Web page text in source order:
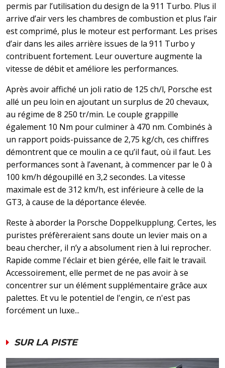
permis par l’utilisation du design de la 911 Turbo. Plus il
arrive d’air vers les chambres de combustion et plus l’air
est comprimé, plus le moteur est performant. Les prises
d’air dans les ailes arrière issues de la 911 Turbo y
contribuent fortement. Leur ouverture augmente la
vitesse de débit et améliore les performances.
Après avoir affiché un joli ratio de 125 ch/l, Porsche est
allé un peu loin en ajoutant un surplus de 20 chevaux,
au régime de 8 250 tr/min. Le couple grappille
également 10 Nm pour culminer à 470 nm. Combinés à
un rapport poids-puissance de 2,75 kg/ch, ces chiffres
démontrent que ce moulin a ce qu’il faut, où il faut. Les
performances sont à l’avenant, à commencer par le 0 à
100 km/h dégoupillé en 3,2 secondes. La vitesse
maximale est de 312 km/h, est inférieure à celle de la
GT3, à cause de la déportance élevée.
Reste à aborder la Porsche Doppelkupplung. Certes, les
puristes préfèreraient sans doute un levier mais on a
beau chercher, il n’y a absolument rien à lui reprocher.
Rapide comme l'éclair et bien gérée, elle fait le travail.
Accessoirement, elle permet de ne pas avoir à se
concentrer sur un élément supplémentaire grâce aux
palettes. Et vu le potentiel de l'engin, ce n'est pas
forcément un luxe...
SUR LA PISTE